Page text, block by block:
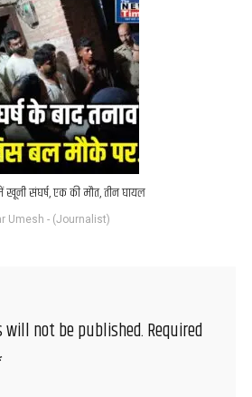
खूनी संघर्ष, एक की मौत, तीन घायल
Umesh - (Journalist)
will not be published.Required